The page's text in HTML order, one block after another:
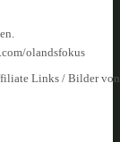
olandsfokus
Links / Bilder